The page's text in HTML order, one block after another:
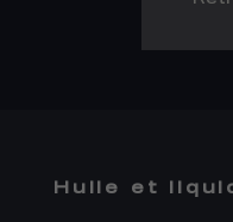
Huile et